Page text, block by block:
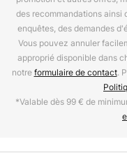
des recommandations ainsi
enquêtes, des demandes
Vous pouvez annuler
approprié disponible dans
notreformulaire de contact.
*Valable dès 99 € de